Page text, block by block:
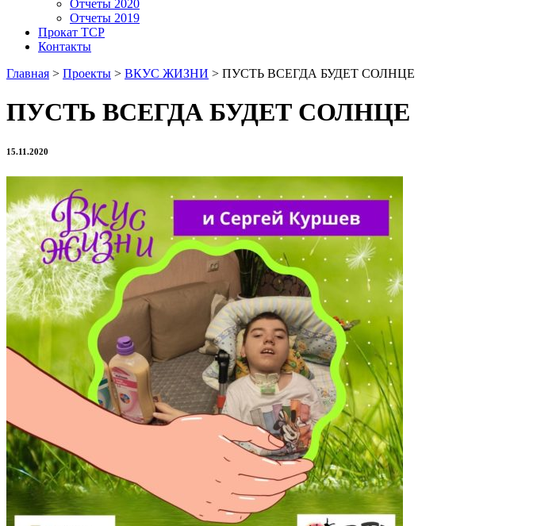
Отчеты 2020
Отчеты 2019
Прокат ТСР
Контакты
Главная > Проекты > ВКУС ЖИЗНИ > ПУСТЬ ВСЕГДА БУДЕТ СОЛНЦЕ
ПУСТЬ ВСЕГДА БУДЕТ СОЛНЦЕ
15.11.2020